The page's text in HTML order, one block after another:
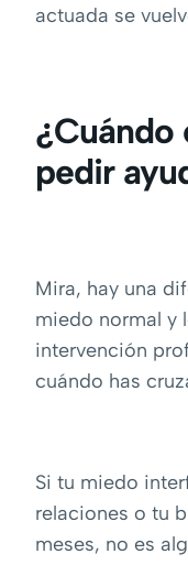
actuada se
¿Cuándo
pedir
Mira, hay una
miedo normal y
intervención
cuándo has
Si tu miedo
relaciones o tu
meses, no es